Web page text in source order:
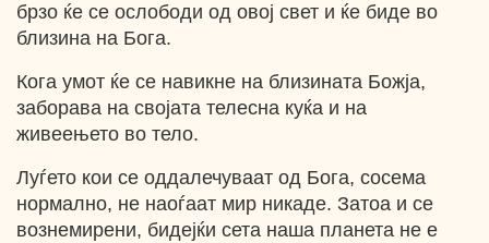
брзо ќе се ослободи од овој свет и ќе биде во
близина на Бога.
Кога умот ќе се навикне на близината Божја,
заборава на својата телесна куќа и на
живеењето во тело.
Луѓето кои се оддалечуваат од Бога, сосема
нормално, не наоѓаат мир никаде. Затоа и се
вознемирени, бидејќи сета наша планета не е